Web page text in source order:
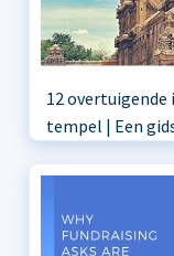
12 overtuigende
tempel | Een